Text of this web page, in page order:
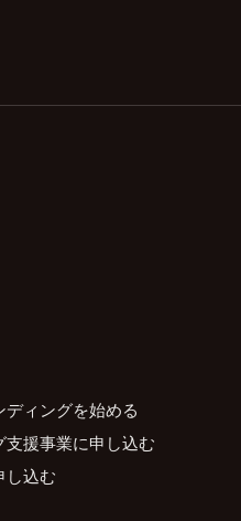
ィングを始める
援事業に申し込む
し込む